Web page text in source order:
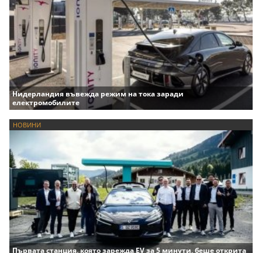
Нидерландия въвежда режим на тока заради
електромобилите
НОВИНИ
Първата станция, която зарежда EV за 5 минути, беше открита